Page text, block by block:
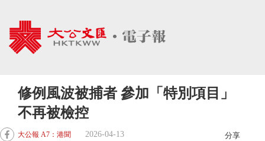
修例風波被捕者 參加「特別項目」
不再被檢控
大公報 A7：港聞 2026-04-13 分享